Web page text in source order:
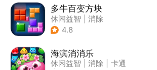
多牛百变方块
休闲益智
消除
| 多比特
4.8
海滨消消乐
休闲益智 消除
卡通